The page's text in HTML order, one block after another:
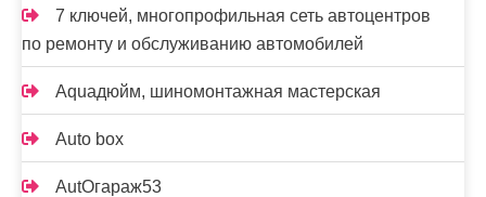
7 ключей, многопрофильная сеть автоцентров
по ремонту и обслуживанию автомобилей
Aquaдюйм, шиномонтажная мастерская
Auto box
AutOгараж53